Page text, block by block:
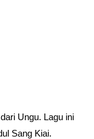
Ungu. Lagu ini
Sang Kiai.